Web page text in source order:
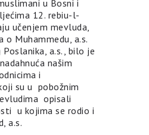
u Bosni i
12. rebiu-l-
učenjem mevluda,
o Muhammedu, a.s.
a.s., bilo je
našim
i
su u pobožnim
opisali
u kojima se rodio i
a.s.